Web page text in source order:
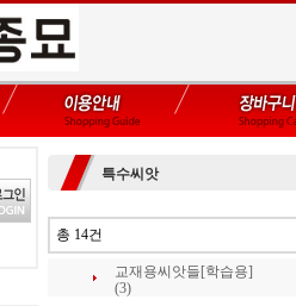
특수씨앗
총 14건
교재용씨앗들[학습용]
(3)